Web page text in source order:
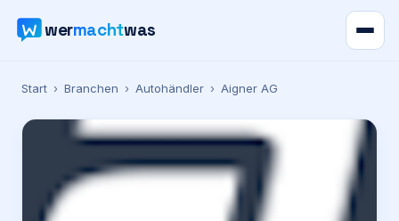
wermachtwas
Verzeichnis
Karte
Start › Branchen › Autohändler › Aigner AG